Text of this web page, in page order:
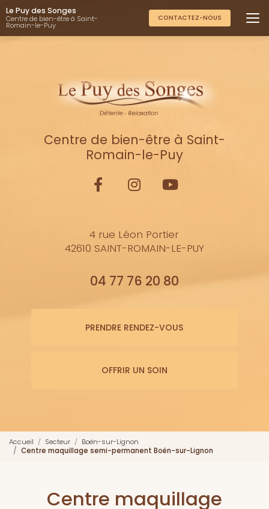
Aller
au
contenu
principal
Le Puy des Songes
Centre de bien-être à Saint-
Romain-le-Puy
CONTACTEZ-NOUS
Centre de bien-être à Saint-
Romain-le-Puy
4 rue Léon Portier
42610 SAINT-ROMAIN-LE-PUY
04 77 76 20 80
PRENDRE RENDEZ-VOUS
OFFRIR UN SOIN
Accueil Secteur
Boën-sur-Lignon
Centre maquillage semi-permanent Boën-sur-Lignon
Centre maquillage